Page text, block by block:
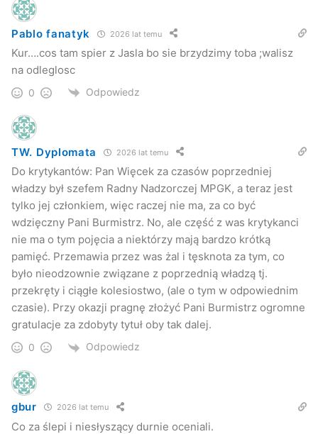
Pablo fanatyk 2026 lat temu
Kur….cos tam spier z Jasla bo sie brzydzimy toba ;walisz
na odleglosc
0 Odpowiedz
TW. Dyplomata 2026 lat temu
Do krytykantów: Pan Więcek za czasów poprzedniej
władzy był szefem Radny Nadzorczej MPGK, a teraz jest
tylko jej członkiem, więc raczej nie ma, za co być
wdzięczny Pani Burmistrz. No, ale część z was krytykanci
nie ma o tym pojęcia a niektórzy mają bardzo krótką
pamięć. Przemawia przez was żal i tęsknota za tym, co
było nieodzownie związane z poprzednią władzą tj.
przekręty i ciągłe kolesiostwo, (ale o tym w odpowiednim
czasie). Przy okazji pragnę złożyć Pani Burmistrz ogromne
gratulacje za zdobyty tytuł oby tak dalej.
0 Odpowiedz
gbur 2026 lat temu
Co za ślepi i niesłyszący durnie oceniali.